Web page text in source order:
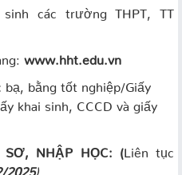
các trường THPT, TT
www.hht.edu.vn
bạ, bằng tốt nghiệp/Giấy
khai sinh, CCCD và giấy
NHẬP HỌC: (Liên tục
2025)